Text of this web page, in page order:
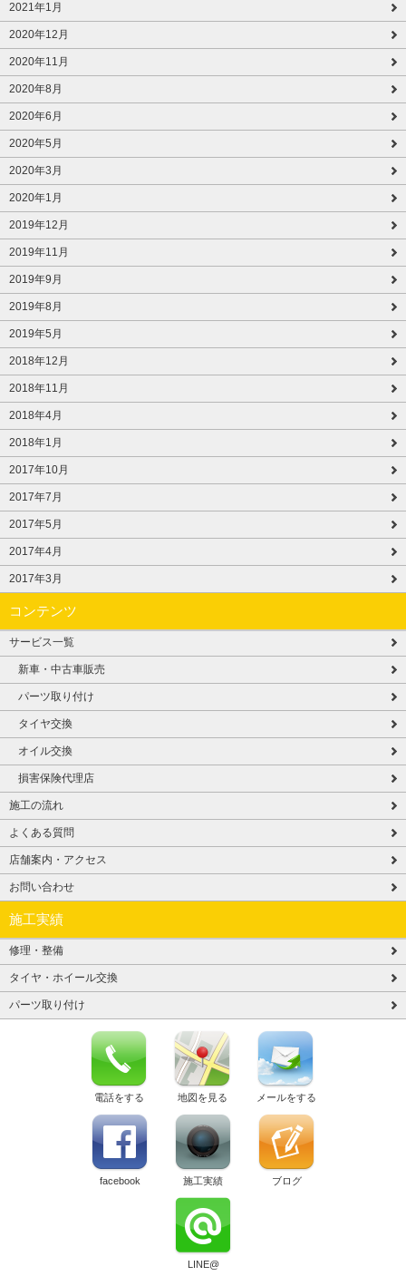
2021年1月
2020年12月
2020年11月
2020年8月
2020年6月
2020年5月
2020年3月
2020年1月
2019年12月
2019年11月
2019年9月
2019年8月
2019年5月
2018年12月
2018年11月
2018年4月
2018年1月
2017年10月
2017年7月
2017年5月
2017年4月
2017年3月
コンテンツ
サービス一覧
新車・中古車販売
パーツ取り付け
タイヤ交換
オイル交換
損害保険代理店
施工の流れ
よくある質問
店舗案内・アクセス
お問い合わせ
施工実績
修理・整備
タイヤ・ホイール交換
パーツ取り付け
電話をする 地図を見る メールをする
facebook 施工実績 ブログ
LINE@